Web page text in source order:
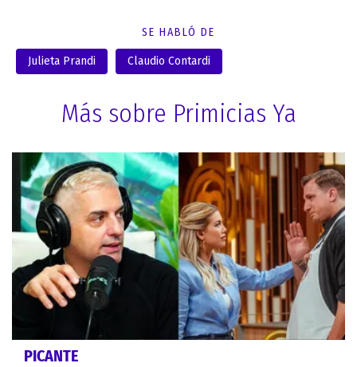
SE HABLÓ DE
Julieta Prandi Claudio Contardi
Más sobre Primicias Ya
PICANTE